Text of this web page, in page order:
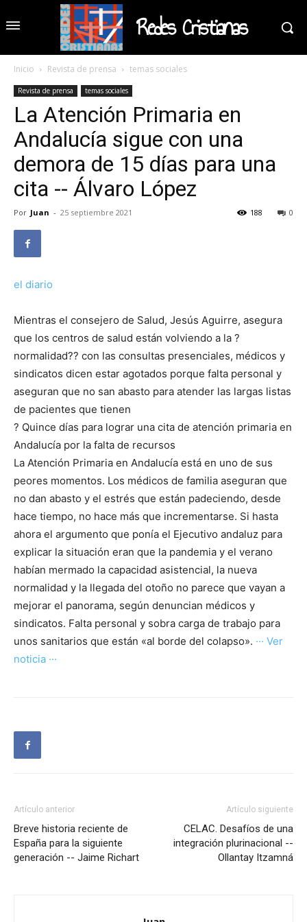
Redes Cristianas
Inicio Revista de prensa temas sociales
Revista de prensa temas sociales
La Atención Primaria en
Andalucía sigue con una
demora de 15 días para una
cita -- Álvaro López
Por Juan - 25 septiembre 2021 0
188
el diario
Mientras el consejero de Salud, Jesús Aguirre, asegura
que los centros de salud están volviendo a la ?
normalidad?? con las consultas presenciales, médicos y
sindicatos dicen estar agotados porque falta personal y
aseguran que no san abasto para atender las largas listas
de pacientes que tienen
? Quince días para lograr una cita de atención primaria en
Andalucía por la falta de recursos
La Atención Primaria en Andalucía está en uno de sus
peores momentos. Los médicos de familia aseguran que
no dan abasto y el estrés que están padeciendo, desde
hace tiempo, no hace más que incrementarse. Si hasta
ahora el argumento que ponía el Ejecutivo andaluz para
explicar la situación eran que la pandemia y el verano
habían mermado la capacidad asistencial, la nueva
normalidad y la llegada del otoño no parece que vayan a
mejorar el panorama, según denuncian médicos y
sindicatos. Falta personal y sobra carga de trabajo para
unos sanitarios que están «al borde del colapso». ··· Ver
noticia ···
Artículo anterior
Breve historia reciente de
España para la siguiente
generación -- Jaime Richart
Artículo siguiente
CELAC. Desafíos de una
integración plurinacional --
Ollantay Itzamná